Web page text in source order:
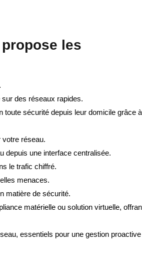
propose les
des réseaux rapides.
sécurité depuis leur domicile grâce
votre réseau.
depuis une interface centralisée.
le trafic chiffré.
menaces.
matière de sécurité.
matérielle ou solution virtuelle,
essentiels pour une gestion